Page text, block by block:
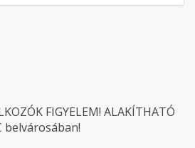
FIGYELEM! ALAKÍTHATÓ
belvárosában!